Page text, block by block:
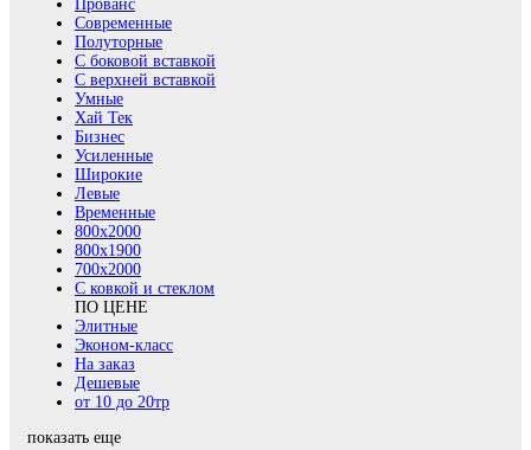
Прованс
Современные
Полуторные
С боковой вставкой
С верхней вставкой
Умные
Хай Тек
Бизнес
Усиленные
Широкие
Левые
Временные
800х2000
800x1900
700x2000
С ковкой и стеклом
ПО ЦЕНЕ
Элитные
Эконом-класс
На заказ
Дешевые
от 10 до 20тр
показать еще